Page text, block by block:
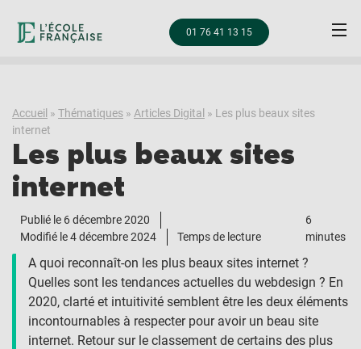
01 76 41 13 15
Accueil » Thématiques » Articles Digital » Les plus beaux sites
internet
Les plus beaux sites
internet
Publié le 6 décembre 2020
Modifié le 4 décembre 2024
Temps de lecture
6
minutes
A quoi reconnaît-on les plus beaux sites internet ?
Quelles sont les tendances actuelles du webdesign ? En
2020, clarté et intuitivité semblent être les deux éléments
incontournables à respecter pour avoir un beau site
internet. Retour sur le classement de certains des plus